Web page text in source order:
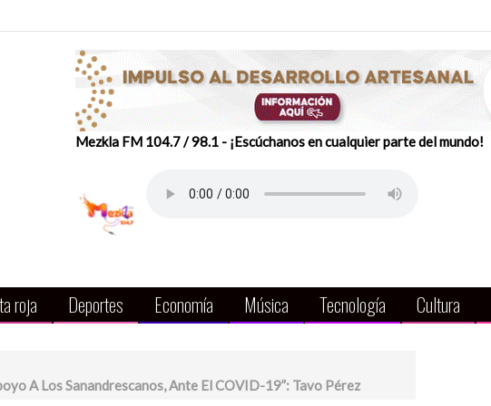
Mezkla FM 104.7 / 98.1 - ¡Escúchanos en cualquier parte del mundo!
roja Deportes Economía Música Tecnología Cultura
A Los Sanandrescanos, Ante El COVID-19”: Tavo Pérez